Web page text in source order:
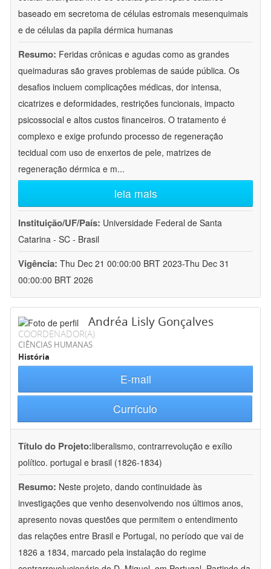
baseado em secretoma de células estromais mesenquimais
e de células da papila dérmica humanas
Resumo: Feridas crônicas e agudas como as grandes
queimaduras são graves problemas de saúde pública. Os
desafios incluem complicações médicas, dor intensa,
cicatrizes e deformidades, restrições funcionais, impacto
psicossocial e altos custos financeiros. O tratamento é
complexo e exige profundo processo de regeneração
tecidual com uso de enxertos de pele, matrizes de
regeneração dérmica e m...
leia mais
Instituição/UF/País: Universidade Federal de Santa
Catarina - SC - Brasil
Vigência: Thu Dec 21 00:00:00 BRT 2023-Thu Dec 31
00:00:00 BRT 2026
Andréa Lisly Gonçalves
COORDENADOR(A)
CIÊNCIAS HUMANAS
História
E-mail
Currículo
Título do Projeto:liberalismo, contrarrevolução e exílio
político. portugal e brasil (1826-1834)
Resumo: Neste projeto, dando continuidade às
investigações que venho desenvolvendo nos últimos anos,
apresento novas questões que permitem o entendimento
das relações entre Brasil e Portugal, no período que vai de
1826 a 1834, marcado pela instalação do regime